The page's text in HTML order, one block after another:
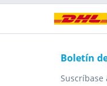
Boletín